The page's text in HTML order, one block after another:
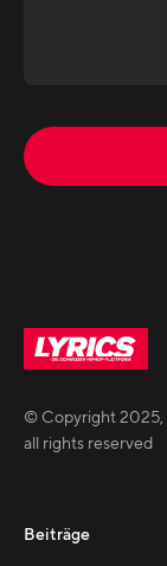
© Copyright2025,
all rights reserved
Beiträge